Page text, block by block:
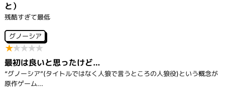
と）
残酷すぎて最低
グノーシア
★★★★★
最初は良いと思ったけど…
“グノーシア”(タイトルではなく人狼で言うところの人狼役)という概念が
原作ゲーム...